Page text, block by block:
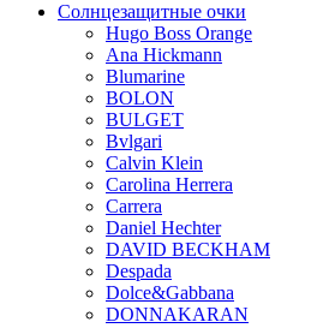
Солнцезащитные очки
Hugo Boss Orange
Ana Hickmann
Blumarine
BOLON
BULGET
Bvlgari
Calvin Klein
Carolina Herrera
Carrera
Daniel Hechter
DAVID BECKHAM
Despada
Dolce&Gabbana
DONNAKARAN